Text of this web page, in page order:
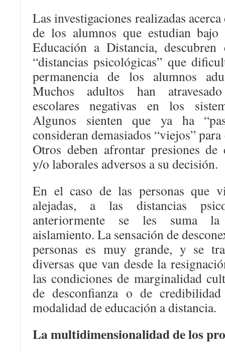
Las investigaciones realizadas
de los alumnos que estudian
Educación a Distancia,
“distancias psicológicas” que
permanencia de los alumnos
Muchos adultos han
escolares negativas en los
Algunos sienten que ya ha
consideran demasiados “viejos”
Otros deben afrontar presiones de
y/o laborales adversos a su decisión.
En el caso de las personas que
alejadas, a las distancias
anteriormente se les suma la
aislamiento. La sensación de
personas es muy grande, y se
diversas que van desde la
las condiciones de marginalidad
de desconfianza o de
modalidad de educación a distancia.
La multidimensionalidad de los